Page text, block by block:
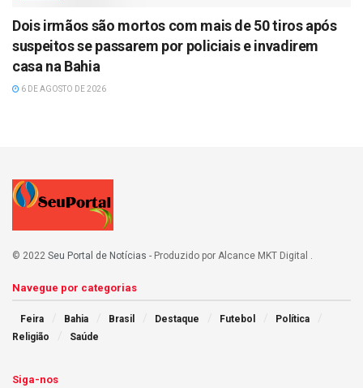
Dois irmãos são mortos com mais de 50 tiros após
suspeitos se passarem por policiais e invadirem
casa na Bahia
6 DE AGOSTO DE 2026
© 2022 Seu Portal de Notícias - Produzido por Alcance MKT Digital
Navegue por categorias
Feira Bahia Brasil Destaque Futebol
Política
Religião
Saúde
Siga-nos